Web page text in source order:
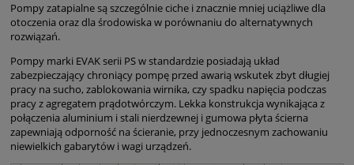
Pompy zatapialne są szczególnie ciche i znacznie mniej uciążliwe dla
otoczenia oraz dla środowiska w porównaniu do alternatywnych
rozwiązań.
Pompy marki EVAK serii PS w standardzie posiadają układ
zabezpieczający chroniący pompę przed awarią wskutek zbyt długiej
pracy na sucho, zablokowania wirnika, czy spadku napięcia podczas
pracy z agregatem prądotwórczym. Lekka konstrukcja wynikająca z
połączenia aluminium i stali nierdzewnej i gumowa płyta ścierna
zapewniają odporność na ścieranie, przy jednoczesnym zachowaniu
niewielkich gabarytów i wagi urządzeń.